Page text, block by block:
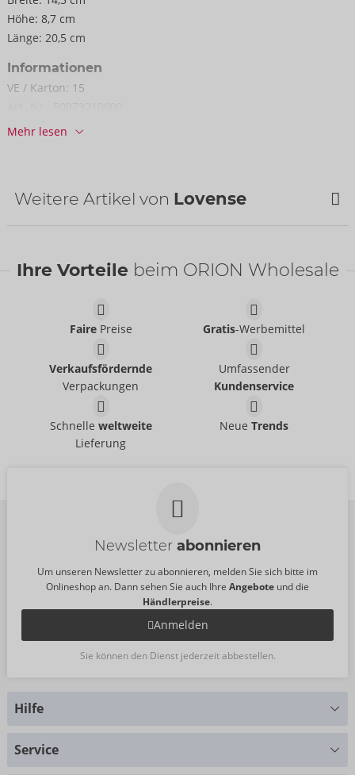
Höhe: 8,7 cm
Länge: 20,5 cm
Informationen
VE / Karton: 15
Barcode: 6972677430128 (EAN-13)
Mehr lesen
Weitere Artikel von Lovense
54088570000
99,00 €
Webcam 2
Lovense
Ihre Vorteile beim ORION Wholesale
FairePreise Gratis-Werbemittel
Verkaufsfördernde
Verpackungen
Umfassender
Kundenservice
Schnelle weltweite
Lieferung
NeueTrends
Newsletter abonnieren
Um unseren Newsletter zu abonnieren, melden Sie sich bitte im
Onlineshop an. Dann sehen Sie auch Ihre Angebote und die
Händlerpreise.
Anmelden
Sie können den Dienst jederzeit abbestellen.
Hilfe
Service